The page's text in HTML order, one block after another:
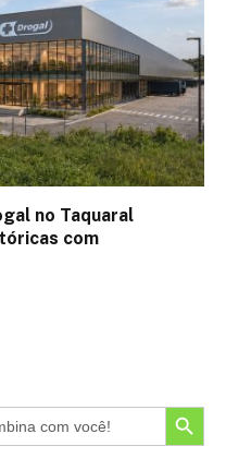
no Taquaral
com
SEARCH BUTTON